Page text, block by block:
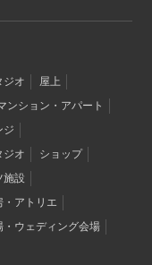
ジオ
屋上
ンション・アパート
ジ
ジオ
ショップ
施設
・アトリエ
・ウェディング会場